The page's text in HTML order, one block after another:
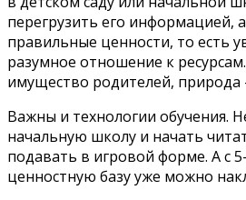
перегрузить его информацией,
правильные ценности, то есть
разумное отношение к
имущество родителей, природа
Важны и технологии обучения.
начальную школу и начать
подавать в игровой форме. А с
ценностную базу уже можно